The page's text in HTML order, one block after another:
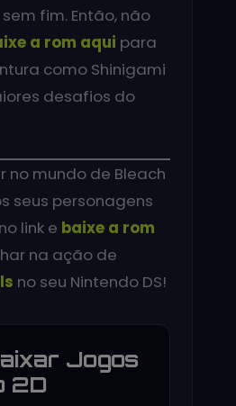
fim. Então, não
a rom aqui para
como Shinigami
desafios do
no mundo de Bleach
seus personagens
link e baixe a rom
na ação de
no seu Nintendo DS!
Jogos
2D